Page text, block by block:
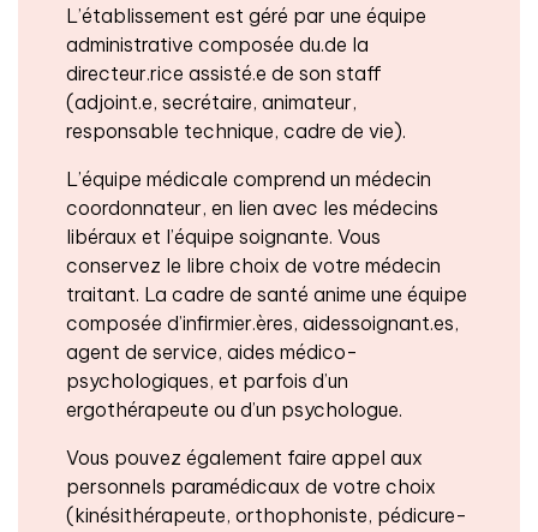
L’établissement est géré par une équipe
administrative composée du.de la
directeur.rice assisté.e de son staff
(adjoint.e, secrétaire, animateur,
responsable technique, cadre de vie).
L’équipe médicale comprend un médecin
coordonnateur, en lien avec les médecins
libéraux et l’équipe soignante. Vous
conservez le libre choix de votre médecin
traitant. La cadre de santé anime une équipe
composée d’infirmier.ères, aidessoignant.es,
agent de service, aides médico-
psychologiques, et parfois d’un
ergothérapeute ou d’un psychologue.
Vous pouvez également faire appel aux
personnels paramédicaux de votre choix
(kinésithérapeute, orthophoniste, pédicure-